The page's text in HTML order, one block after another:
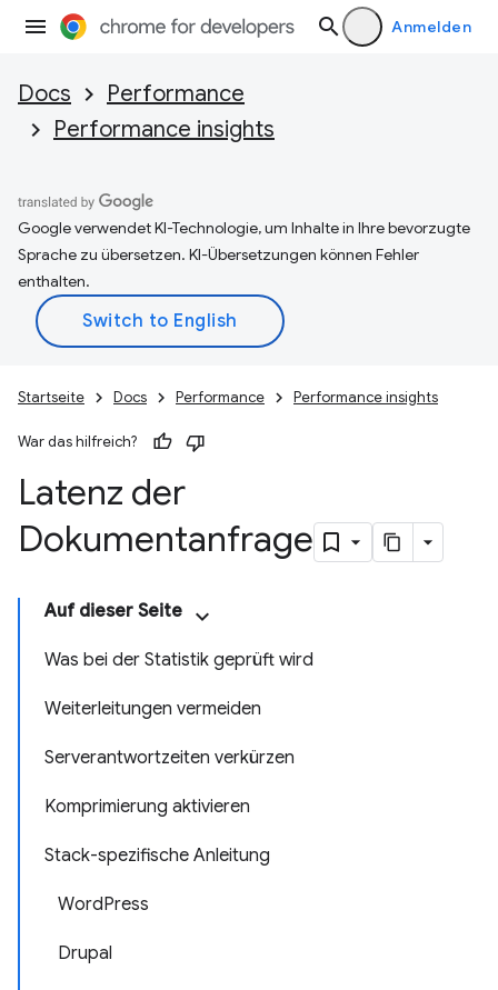
Anmelden
Docs
Performance
Performance insights
Google verwendet KI-Technologie, um Inhalte in Ihre bevorzugte
Sprache zu übersetzen. KI-Übersetzungen können Fehler
enthalten.
Startseite Docs Performance Performance insights
War das hilfreich?
Latenz der
Dokumentanfrage
Auf dieser Seite
Was bei der Statistik geprüft wird
Weiterleitungen vermeiden
Serverantwortzeiten verkürzen
Komprimierung aktivieren
Stack-spezifische Anleitung
WordPress
Drupal